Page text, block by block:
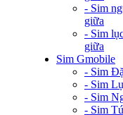
- Sim
giữa
- Sim
giữa
Sim Gmobile
- Sim
- Sim
- Sim
- Sim